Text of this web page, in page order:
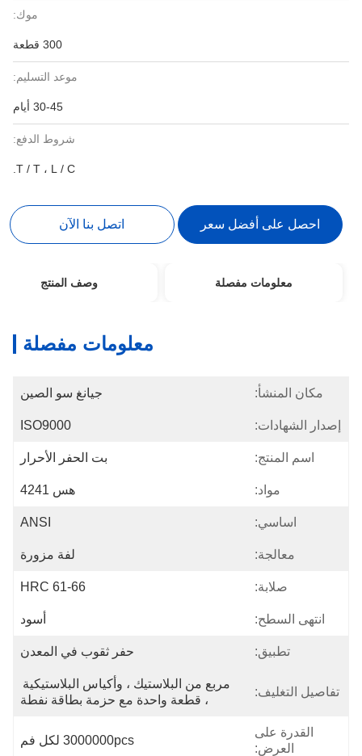
موك:
300 قطعة
موعد التسليم:
30-45 أيام
شروط الدفع:
T / T ، L / C.
احصل على أفضل سعر اتصل بنا الآن
معلومات مفصلة وصف المنتج
معلومات مفصلة
مكان المنشأ: جيانغ سو الصين
إصدار الشهادات: ISO9000
اسم المنتج: بت الحفر الأحرار
مواد: هس 4241
اساسي: ANSI
معالجة: لفة مزورة
صلابة: HRC 61-66
انتهى السطح: أسود
تطبيق: حفر ثقوب في المعدن
تفاصيل التغليف:
مربع من البلاستيك ، وأكياس البلاستيكية
، قطعة واحدة مع حزمة بطاقة نفطة
القدرة على
العرض:
3000000pcs لكل فم